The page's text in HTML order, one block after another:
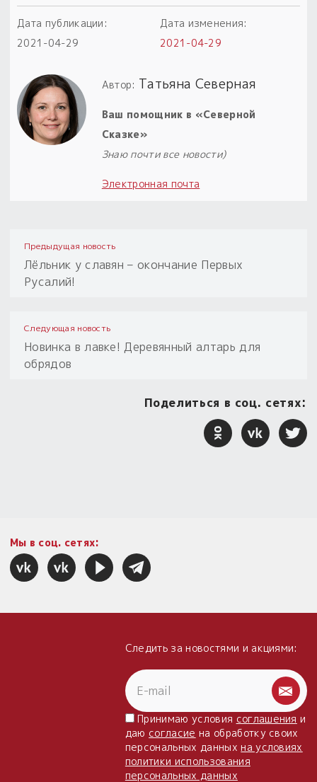
на заказ от 4 тыс. руб. со скидкой
Оберег в подарок
Дата публикации:
2021-04-29
Дата изменения:
2021-04-29
Автор: Татьяна Северная
Ваш помощник в «Северной
Сказке»
Знаю почти все новости)
Электронная почта
Предыдущая новость
Лёльник у славян – окончание Первых
Русалий!
Следующая новость
Новинка в лавке! Деревянный алтарь для
обрядов
Поделиться в соц. сетях:
Мы в соц. сетях:
Следить за новостями и акциями:
Принимаю условия соглашения и
даю согласие на обработку своих
персональных данныхна условиях
политики использования
персональных данных